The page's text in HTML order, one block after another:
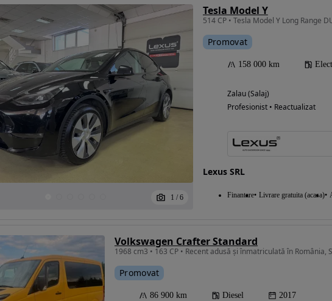
1 / 6
Tesla Model Y
Promovat
158 000 km
Zalau (Salaj)
Profesionist • Reactualizat
Lexus SRL
Finantare Livrare gratuita (acasa)
Volkswagen Crafter Standard
1968 cm3 • 163 CP • Recent adusă și înmatriculată în România,
Promovat
86 900 km Diesel 2017